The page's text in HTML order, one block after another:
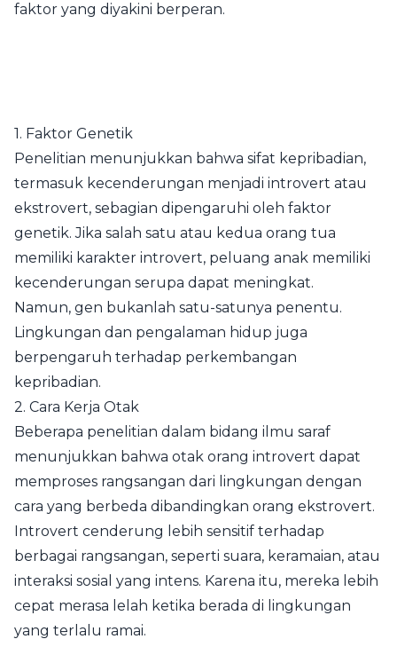
faktor yang diyakini berperan.
1. Faktor Genetik
Penelitian menunjukkan bahwa sifat kepribadian,
termasuk kecenderungan menjadi introvert atau
ekstrovert, sebagian dipengaruhi oleh faktor
genetik. Jika salah satu atau kedua orang tua
memiliki karakter introvert, peluang anak memiliki
kecenderungan serupa dapat meningkat.
Namun, gen bukanlah satu-satunya penentu.
Lingkungan dan pengalaman hidup juga
berpengaruh terhadap perkembangan
kepribadian.
2. Cara Kerja Otak
Beberapa penelitian dalam bidang ilmu saraf
menunjukkan bahwa otak orang introvert dapat
memproses rangsangan dari lingkungan dengan
cara yang berbeda dibandingkan orang ekstrovert.
Introvert cenderung lebih sensitif terhadap
berbagai rangsangan, seperti suara, keramaian, atau
interaksi sosial yang intens. Karena itu, mereka lebih
cepat merasa lelah ketika berada di lingkungan
yang terlalu ramai.